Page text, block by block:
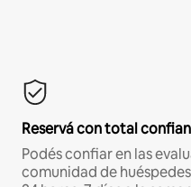
Reservá con total
Podés confiar en las
comunidad de